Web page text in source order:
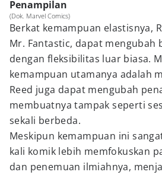
Penampilan
(Dok. Marvel Comics)
Berkat kemampuan elastisnya,
Mr. Fantastic, dapat mengubah
dengan fleksibilitas luar biasa.
kemampuan utamanya adalah
Reed juga dapat mengubah
membuatnya tampak seperti
sekali berbeda.
Meskipun kemampuan ini
kali komik lebih memfokuskan
dan penemuan ilmiahnya,